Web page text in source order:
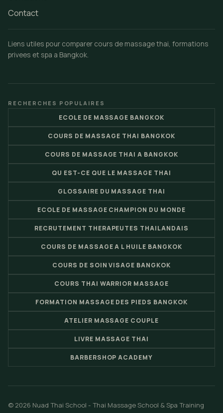
Contact
Liens utiles pour comparer cours de massage thai, formations
privees et spa a Bangkok.
RECHERCHES POPULAIRES
ECOLE DE MASSAGE BANGKOK
COURS DE MASSAGE THAI BANGKOK
COURS DE MASSAGE THAI A BANGKOK
QU EST-CE QUE LE MASSAGE THAI
GLOSSAIRE DU MASSAGE THAI
ECOLE DE MASSAGE CHAMPION DU MONDE
RECRUTEMENT THERAPEUTES THAILANDAIS
COURS DE MASSAGE A L HUILE BANGKOK
COURS DE SOIN VISAGE BANGKOK
COURS THAI WARRIOR MASSAGE
FORMATION MASSAGE DES PIEDS BANGKOK
ATELIER MASSAGE COUPLE
LIVRE MASSAGE THAI
BARBERSHOP ACADEMY
© 2026 Nuad Thai School - Thai Massage School & Spa Training